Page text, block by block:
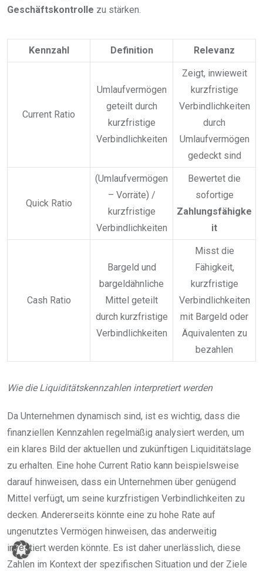
Geschäftskontrolle zu stärken.
Kennzahl Definition Relevanz
Current Ratio
Umlaufvermögen
geteilt durch
kurzfristige
Verbindlichkeiten
Zeigt, inwieweit
kurzfristige
Verbindlichkeiten
durch
Umlaufvermögen
gedeckt sind
Quick Ratio
(Umlaufvermögen
– Vorräte) /
kurzfristige
Verbindlichkeiten
Bewertet die
sofortige
Zahlungsfähigke
it
Cash Ratio
Bargeld und
bargeldähnliche
Mittel geteilt
durch kurzfristige
Verbindlichkeiten
Misst die
Fähigkeit,
kurzfristige
Verbindlichkeiten
mit Bargeld oder
Äquivalenten zu
bezahlen
Wie die Liquiditätskennzahlen interpretiert werden
Da Unternehmen dynamisch sind, ist es wichtig, dass die
finanziellen Kennzahlen regelmäßig analysiert werden, um
ein klares Bild der aktuellen und zukünftigen Liquiditätslage
zu erhalten. Eine hohe Current Ratio kann beispielsweise
darauf hinweisen, dass ein Unternehmen über genügend
Mittel verfügt, um seine kurzfristigen Verbindlichkeiten zu
decken. Andererseits könnte eine zu hohe Rate auf
ungenutztes Vermögen hinweisen, das anderweitig
investiert werden könnte. Es ist daher unerlässlich, diese
Zahlen im Kontext der spezifischen Situation und der Ziele